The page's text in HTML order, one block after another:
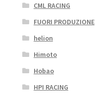
CML RACING
FUORI PRODUZIONE
helion
Himoto
Hobao
HPI RACING